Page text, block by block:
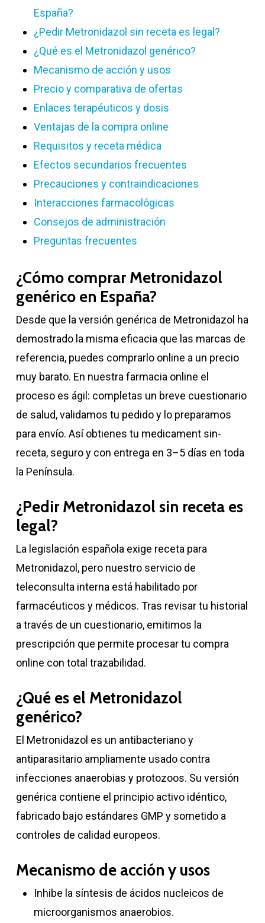
España?
¿Pedir Metronidazol sin receta es legal?
¿Qué es el Metronidazol genérico?
Mecanismo de acción y usos
Precio y comparativa de ofertas
Enlaces terapéuticos y dosis
Ventajas de la compra online
Requisitos y receta médica
Efectos secundarios frecuentes
Precauciones y contraindicaciones
Interacciones farmacológicas
Consejos de administración
Preguntas frecuentes
¿Cómo comprar Metronidazol
genérico en España?
Desde que la versión genérica de Metronidazol ha
demostrado la misma eficacia que las marcas de
referencia, puedes comprarlo online a un precio
muy barato. En nuestra farmacia online el
proceso es ágil: completas un breve cuestionario
de salud, validamos tu pedido y lo preparamos
para envío. Así obtienes tu medicament sin-
receta, seguro y con entrega en 3–5 días en toda
la Península.
¿Pedir Metronidazol sin receta es
legal?
La legislación española exige receta para
Metronidazol, pero nuestro servicio de
teleconsulta interna está habilitado por
farmacéuticos y médicos. Tras revisar tu historial
a través de un cuestionario, emitimos la
prescripción que permite procesar tu compra
online con total trazabilidad.
¿Qué es el Metronidazol
genérico?
El Metronidazol es un antibacteriano y
antiparasitario ampliamente usado contra
infecciones anaerobias y protozoos. Su versión
genérica contiene el principio activo idéntico,
fabricado bajo estándares GMP y sometido a
controles de calidad europeos.
Mecanismo de acción y usos
Inhibe la síntesis de ácidos nucleicos de
microorganismos anaerobios.